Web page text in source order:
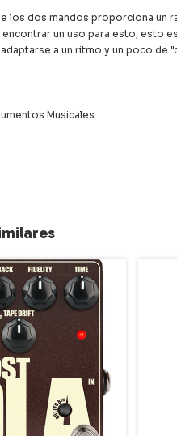
los dos mandos proporciona un
un uso para esto, esto
a un ritmo y un poco de
Musicales.